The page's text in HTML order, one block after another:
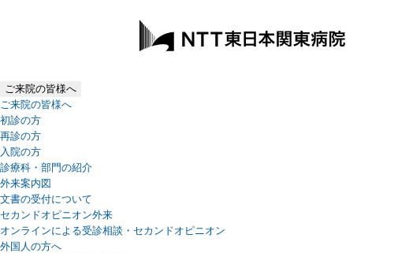
ご来院の皆様へ
ご来院の皆様へ
初診の方
再診の方
入院の方
診療科・部門の紹介
外来案内図
文書の受付について
セカンドオピニオン外来
オンラインによる受診相談・セカンドオピニオン
外国人の方へ